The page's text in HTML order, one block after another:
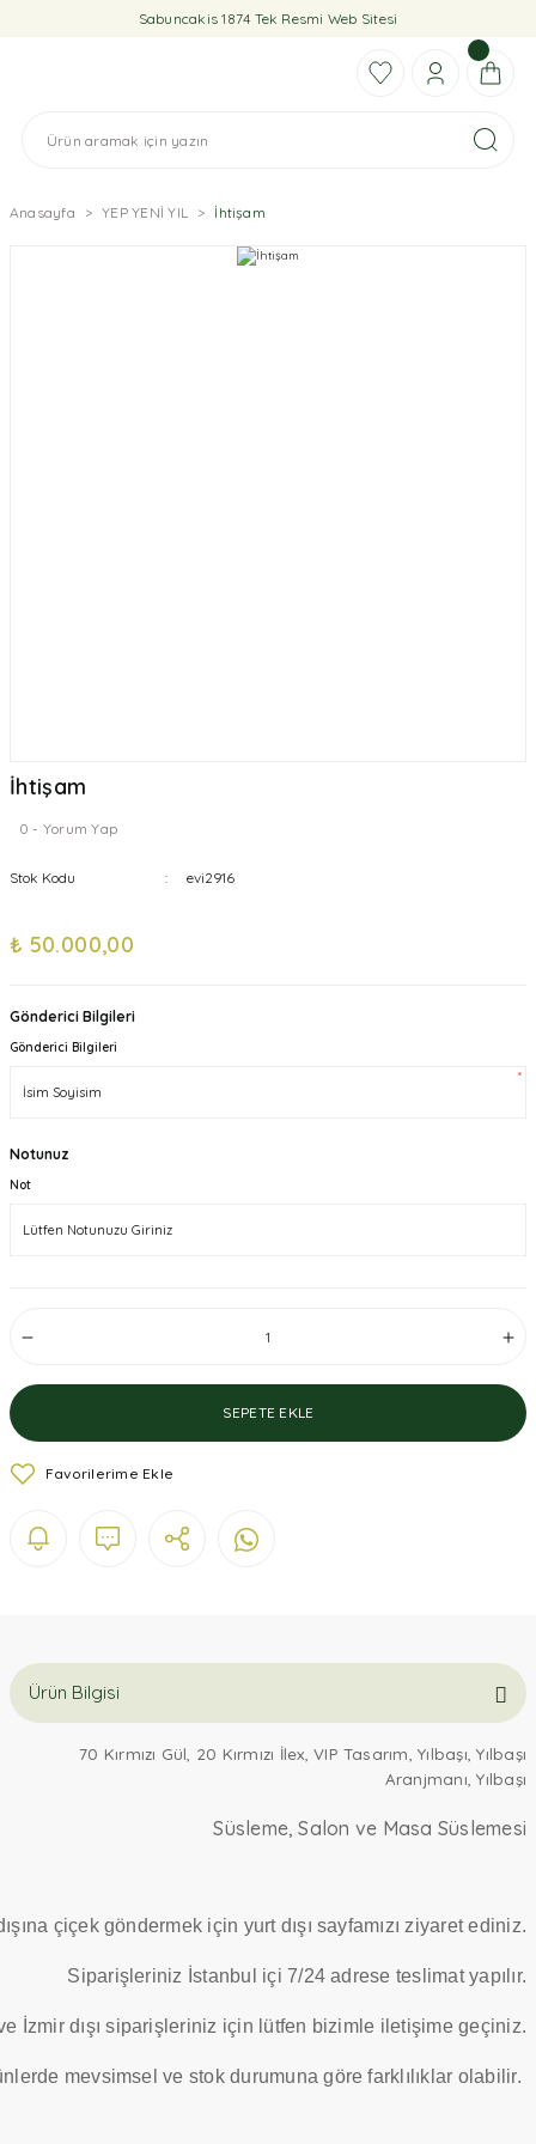
Sabuncakis 1874 Tek Resmi Web Sitesi
Anasayfa YEP YENİ YIL İhtişam
İhtişam
0 - Yorum Yap
Stok Kodu evi2916
₺ 50.000,00
Gönderici Bilgileri
Gönderici Bilgileri
*
Notunuz
Not
SEPETE EKLE
Ürün Bilgisi
70 Kırmızı Gül, 20 Kırmızı İlex, VIP Tasarım, Yılbaşı, Yılbaşı
Aranjmanı, Yılbaşı
Süsleme, Salon ve Masa Süslemesi
çiçek göndermek için yurt dışı sayfamızı ziyaret ediniz.
Siparişleriniz İstanbul içi 7/24 adrese teslimat yapılır.
İzmir dışı siparişleriniz için lütfen bizimle iletişime geçiniz.
mevsimsel ve stok durumuna göre farklılıklar olabilir.